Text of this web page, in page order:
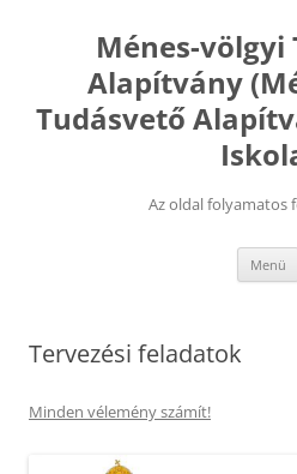
tartalombaMénes-völgyi
Alapítvány
Tudásvető
Az oldal folyamatos
Menü
Tervezési feladatok
Minden vélemény számít!